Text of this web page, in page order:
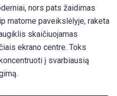
nors pats žaidimas
matome paveikslėlyje, raketa
skaičiuojamas
ekrano centre. Toks
į svarbiausią